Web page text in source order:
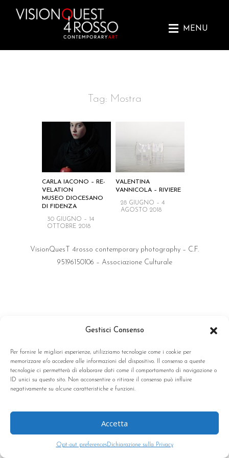
Gestisci Consenso
Per fornire le migliori esperienze, utilizziamo tecnologie come i cookie per
memorizzare e/o accedere alle informazioni del dispositivo. Il consenso a queste
tecnologie ci permetterà di elaborare dati come il comportamento di navigazione o
ID unici su questo sito. Non acconsentire o ritirare il consenso può influire
negativamente su alcune caratteristiche e funzioni.
Accetta
Opt-out preferencesDichiarazione sulla Privacy
MENU
Tag: Mostra
CARLA IACONO – RE-
VELATION
MUSEO DIOCESANO
DI FIDENZA
30 GIUGNO – 14
OTTOBRE 2018
VALENTINA
VANNICOLA – RIVIERE
28 GIUGNO – 4
AGOSTO 2018
VisionQuesT 4rosso contemporary photography – C.F.
95196150106 – Associazione Culturale